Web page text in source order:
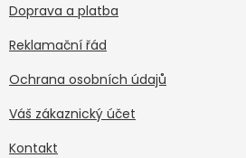
Doprava a platba
Reklamační řád
Ochrana osobních údajů
Váš zákaznický účet
Kontakt